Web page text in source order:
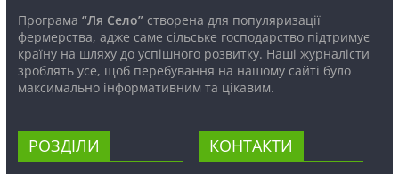
Програма “Ля Село”створена для популяризації
фермерства, адже саме сільське господарство підтримує
країну на шляху до успішного розвитку. Наші журналісти
зроблять усе, щоб перебування на нашому сайті було
максимально інформативним та цікавим.
РОЗДІЛИ КОНТАКТИ